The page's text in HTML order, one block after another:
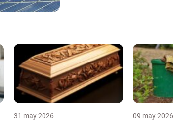
31 may 2026 09 may 2026